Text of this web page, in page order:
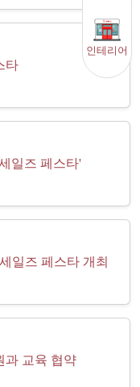
타
일즈 페스타'
일즈 페스타 개최
과 교육 협약
인테리어